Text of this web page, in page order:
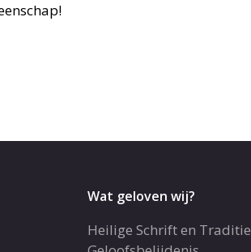
Wat geloven wij?
Heilige Schrift en Traditie